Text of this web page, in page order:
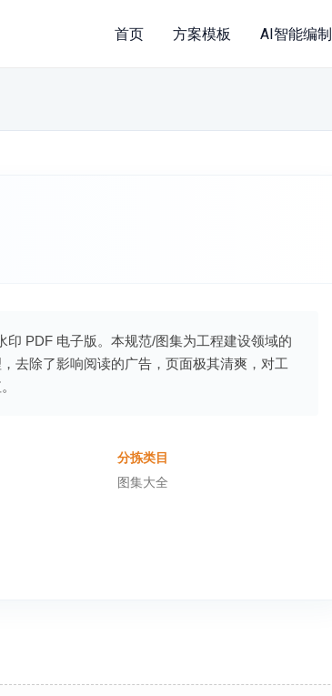
首页 方案模板 AI智能编制
印 PDF 电子版。本规范/图集为工程建设领域的
去除了影响阅读的广告，页面极其清爽，对工
分拣类目
图集大全